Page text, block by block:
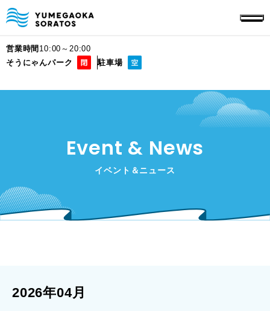
営業時間 10:00～20:00
そうにゃんパーク
駐車場
Event & News
イベント＆ニュース
2026年04月